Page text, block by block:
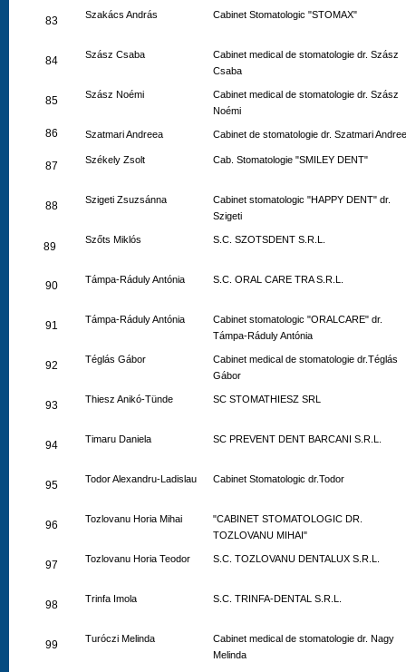
83 Szakács András Cabinet Stomatologic "STOMAX"
84 Szász Csaba
Cabinet medical de stomatologie dr. Szász
Csaba
85 Szász Noémi
Cabinet medical de stomatologie dr. Szász
Noémi
86 Szatmari Andreea Cabinet de stomatologie dr. Szatmari
87 Székely Zsolt Cab. Stomatologie "SMILEY DENT"
88 Szigeti Zsuzsánna
Cabinet stomatologic "HAPPY DENT" dr.
Szigeti
89
Szőts Miklós S.C. SZOTSDENT S.R.L.
90 Támpa-Ráduly Antónia S.C. ORAL CARE TRA S.R.L.
91 Támpa-Ráduly Antónia
Cabinet stomatologic "ORALCARE" dr.
Támpa-Ráduly Antónia
92 Téglás Gábor
Cabinet medical de stomatologie dr.Téglás
Gábor
93 Thiesz Anikó-Tünde SC STOMATHIESZ SRL
94 Timaru Daniela SC PREVENT DENT BARCANI S.R.L.
95 Todor Alexandru-Ladislau Cabinet Stomatologic dr.Todor
96 Tozlovanu Horia Mihai
"CABINET STOMATOLOGIC DR.
TOZLOVANU MIHAI"
97 Tozlovanu Horia Teodor S.C. TOZLOVANU DENTALUX S.R.L.
98 Trinfa Imola S.C. TRINFA-DENTAL S.R.L.
99 Turóczi Melinda
Cabinet medical de stomatologie dr. Nagy
Melinda